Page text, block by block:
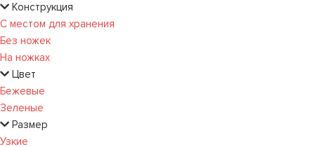
Конструкция
С местом для хранения
Без ножек
На ножках
Цвет
Бежевые
Зеленые
Размер
Узкие